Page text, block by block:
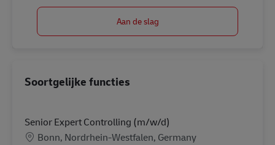
Aan de slag
Soortgelijke functies
Senior Expert Controlling (m/w/d)
Locatie
Bonn, Nordrhein-Westfalen, Germany